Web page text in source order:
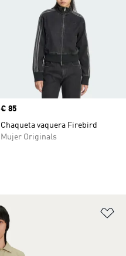
Precio
€ 85
Chaqueta vaquera Firebird
Mujer Originals